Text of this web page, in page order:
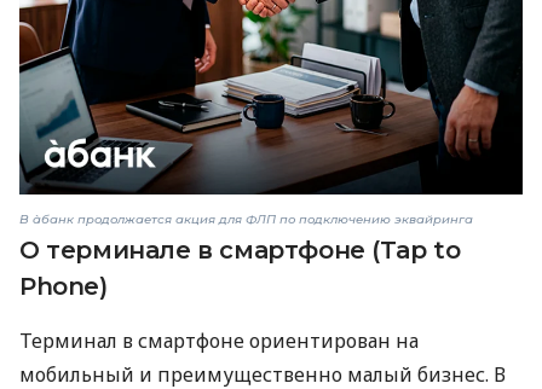
В àбанк продолжается акция для ФЛП по подключению эквайринга
О терминале в смартфоне (Tap to
Phone)
Терминал в смартфоне ориентирован на
мобильный и преимущественно малый бизнес. В